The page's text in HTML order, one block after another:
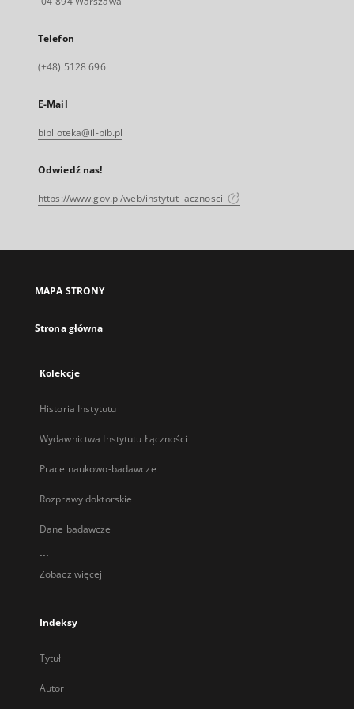
Telefon
(+48) 5128 696
E-Mail
biblioteka@il-pib.pl
Odwiedź nas!
https://www.gov.pl/web/instytut-lacznosci
MAPA STRONY
Strona główna
Kolekcje
Historia Instytutu
Wydawnictwa Instytutu Łączności
Prace naukowo-badawcze
Rozprawy doktorskie
Dane badawcze
...
Zobacz więcej
Indeksy
Tytuł
Autor